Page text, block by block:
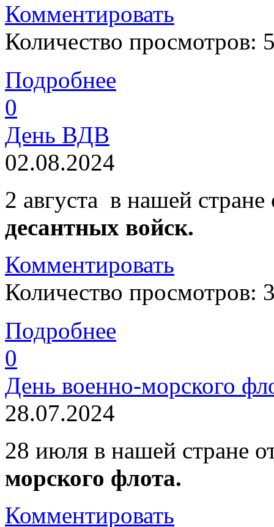
Комментировать
Количество просмотров:
Подробнее
0
День ВДВ
02.08.2024
2 августа в нашей
десантных войск.
Комментировать
Количество просмотров:
Подробнее
0
День военно-морского
28.07.2024
28 июля в нашей стране
морского флота.
Комментировать